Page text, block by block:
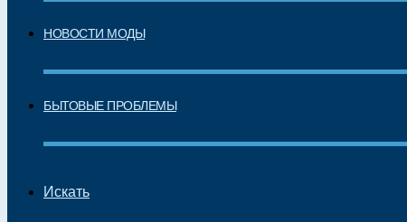
НОВОСТИ МОДЫ
БЫТОВЫЕ ПРОБЛЕМЫ
Искать